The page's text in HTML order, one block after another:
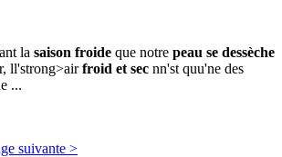
la saison froide que notre peau se dessèche
ll'strong>airfroid et sec nn'st quu'ne des
...
suivante >